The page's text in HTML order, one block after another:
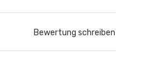
Bewertung schreiben